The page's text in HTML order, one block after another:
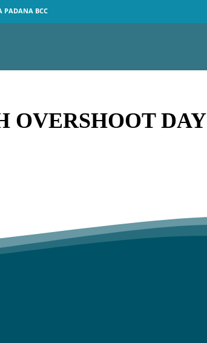
PADANA BCC
OVERSHOOT DAY